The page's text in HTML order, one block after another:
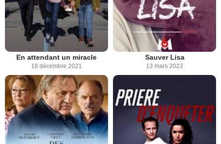
En attendant un miracle
18 décembre 2021
Sauver Lisa
13 mars 2023